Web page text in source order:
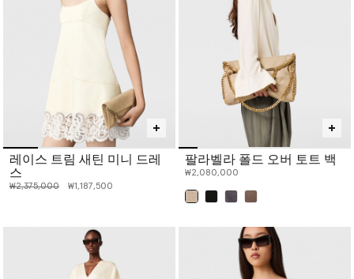
레이스 트림 새틴 미니 드레
스
인하 전 가격:
₩2,375,000인하된 가격:
₩1,187,500
팔라벨라 폴드 오버 토트 백
₩2,080,000